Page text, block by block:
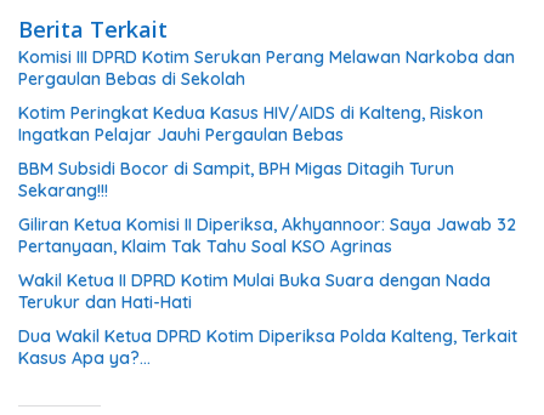
Berita Terkait
Komisi III DPRD Kotim Serukan Perang Melawan Narkoba dan
Pergaulan Bebas di Sekolah
Kotim Peringkat Kedua Kasus HIV/AIDS di Kalteng, Riskon
Ingatkan Pelajar Jauhi Pergaulan Bebas
BBM Subsidi Bocor di Sampit, BPH Migas Ditagih Turun
Sekarang!!!
Giliran Ketua Komisi II Diperiksa, Akhyannoor: Saya Jawab 32
Pertanyaan, Klaim Tak Tahu Soal KSO Agrinas
Wakil Ketua II DPRD Kotim Mulai Buka Suara dengan Nada
Terukur dan Hati-Hati
Dua Wakil Ketua DPRD Kotim Diperiksa Polda Kalteng, Terkait
Kasus Apa ya?…